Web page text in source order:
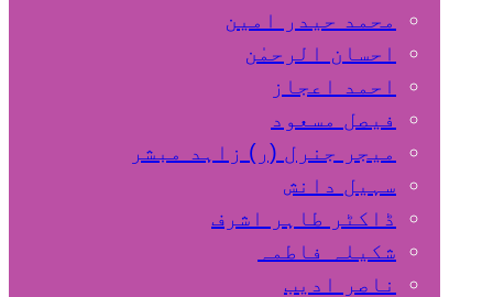
محمد حیدر امین
احسان الرحمٰن
احمد اعجاز
فیصل مسعود
میجر جنرل (ر) زاہد مبشر
سہیل دانش
ڈاکٹر طاہر اشرف
شکیلہ فاطمہ
ناصر ادیب